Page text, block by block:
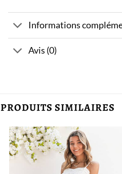
Informations
Avis (0)
PRODUITS SIMILAIRES